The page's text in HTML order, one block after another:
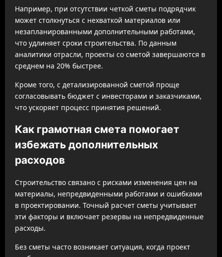
Например, при отсутствии четкой сметы подрядчик
может столкнуться с нехваткой материалов или
незапланированными дополнительными работами,
что удлиняет сроки строительства. По данным
аналитики отрасли, проекты со сметой завершаются в
среднем на 20% быстрее.
Кроме того, с детализированной сметой проще
согласовывать бюджет с инвесторами и заказчиками,
что ускоряет процесс принятия решений.
Как грамотная смета помогает
избежать дополнительных
расходов
Строительство связано с рисками изменения цен на
материалы, непредвиденными работами и ошибками
в проектировании. Точный расчет сметы учитывает
эти факторы и включает резервы на непредвиденные
расходы.
Без сметы часто возникает ситуация, когда проект